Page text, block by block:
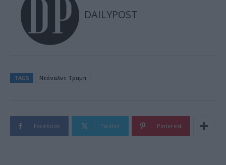
DAILYPOST
TAGS Ντόναλντ Τραμπ
Facebook Twitter Pinterest